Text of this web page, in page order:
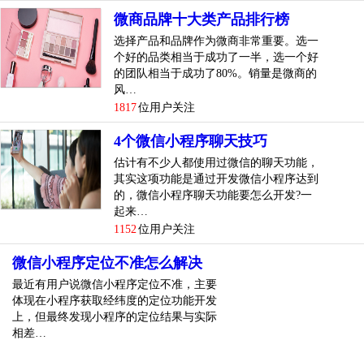
有一次，在我一个学生的新品发布会上，认识了一位做母婴
行业的电商大咖。虽然他也看好微信营销的前景，但他固执...
[ 查看详情]
top4 微商实战技巧：不要把自己的社交圈玩坏了技
据相关调查显示现在的人的微信圈微信群也加了好多吧，群
里发的消息你都关注，都互动了吗? 有人说：不怎么关注，
大家在里面都像是隐形人，谁也不认识谁。也有人说：消息
太烂了，都是闲的瞎嚷嚷，还有发广告卖东西的，谁看啊!
甚至有人说：太烦，直接消息屏蔽!
这。。这是为什么啊?看来微信群真的是被我们玩坏了。
针对这些现象来分析，我们看到：不关注、不互动，是因为
社员之间存在陌生感，而且群内也没有高质量的话题制造，
所以，这样的... [ 查看详情]
微商品牌十大类产品排行榜
选择产品和品牌作为微商非常重要。选一
个好的品类相当于成功了一半，选一个好
的团队相当于成功了80%。销量是微商的
风…
1817位用户关注
4个微信小程序聊天技巧
估计有不少人都使用过微信的聊天功能，
其实这项功能是通过开发微信小程序达到
的，微信小程序聊天功能要怎么开发?一
起来…
1152 位用户关注
微信小程序定位不准怎么解决
最近有用户说微信小程序定位不准，主要
体现在小程序获取经纬度的定位功能开发
上，但最终发现小程序的定位结果与实际
相差…